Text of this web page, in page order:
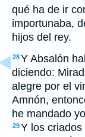
qué ha de ir
importunaba,
hijos del rey.
28Y Absalón
diciendo:
alegre por el
Amnón,
he mandado
29Y los criados